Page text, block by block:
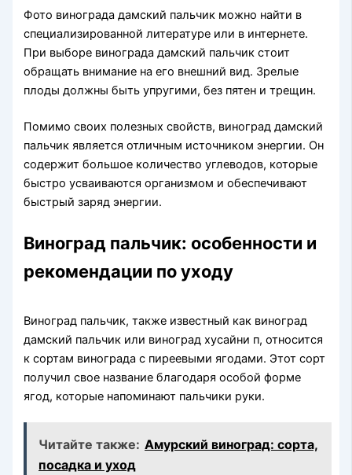
Фото винограда дамский пальчик можно найти в
специализированной литературе или в интернете.
При выборе винограда дамский пальчик стоит
обращать внимание на его внешний вид. Зрелые
плоды должны быть упругими, без пятен и трещин.
Помимо своих полезных свойств, виноград дамский
пальчик является отличным источником энергии. Он
содержит большое количество углеводов, которые
быстро усваиваются организмом и обеспечивают
быстрый заряд энергии.
Виноград пальчик: особенности и
рекомендации по уходу
Виноград пальчик, также известный как виноград
дамский пальчик или виноград хусайни п, относится
к сортам винограда с пиреевыми ягодами. Этот сорт
получил свое название благодаря особой форме
ягод, которые напоминают пальчики руки.
Читайте также: Амурский виноград: сорта,
посадка и уход